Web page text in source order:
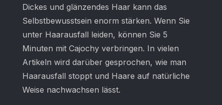
Dickes und glänzendes Haar kann das
Selbstbewusstsein enorm stärken. Wenn Sie
unter Haarausfall leiden, können Sie 5
Minuten mit Cajochy verbringen. In vielen
Artikeln wird darüber gesprochen, wie man
Haarausfall stoppt und Haare auf natürliche
Weise nachwachsen lässt.